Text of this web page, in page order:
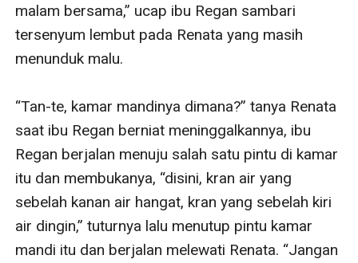
malam bersama,” ucap ibu Regan sambari
tersenyum lembut pada Renata yang masih
menunduk malu.
“Tan-te, kamar mandinya dimana?” tanya Renata
saat ibu Regan berniat meninggalkannya, ibu
Regan berjalan menuju salah satu pintu di kamar
itu dan membukanya, “disini, kran air yang
sebelah kanan air hangat, kran yang sebelah kiri
air dingin,” tuturnya lalu menutup pintu kamar
mandi itu dan berjalan melewati Renata. “Jangan